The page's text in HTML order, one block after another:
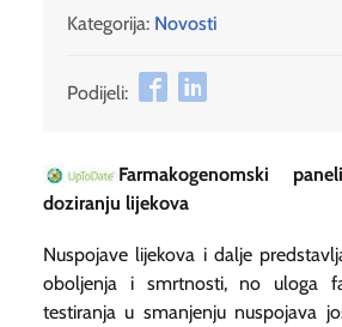
Kategorija: Novosti
Podijeli:
Farmakogenomski
doziranju lijekova
Nuspojave lijekova i dalje
oboljenja i smrtnosti, no uloga
testiranja u smanjenju nuspojava